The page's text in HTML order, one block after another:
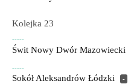
Kolejka 23
-----
Świt Nowy Dwór Mazowiecki
-----
Sokół Aleksandrów Łódzki -